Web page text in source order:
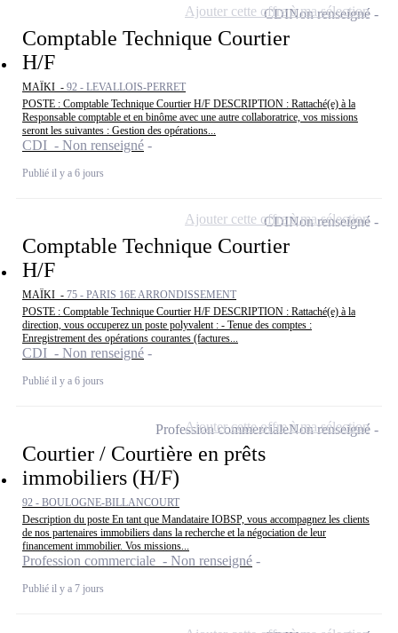
Comptable Technique Courtier
H/F
MAÏKI - 92 - LEVALLOIS-PERRET
POSTE : Comptable Technique Courtier H/F DESCRIPTION : Rattaché(e) à la
Responsable comptable et en binôme avec une autre collaboratrice, vos missions
seront les suivantes : Gestion des opérations...
CDI - Non renseigné
Publié il y a 6 jours
CDINon renseigné
Ajouter cette offre à ma sélection
Comptable Technique Courtier
H/F
MAÏKI - 75 - PARIS 16E ARRONDISSEMENT
POSTE : Comptable Technique Courtier H/F DESCRIPTION : Rattaché(e) à la
direction, vous occuperez un poste polyvalent : - Tenue des comptes :
Enregistrement des opérations courantes (factures...
CDI - Non renseigné
Publié il y a 6 jours
CDINon renseigné
Ajouter cette offre à ma sélection
Courtier / Courtière en prêts
immobiliers (H/F)
92 - BOULOGNE-BILLANCOURT
Description du poste En tant que Mandataire IOBSP, vous accompagnez les clients
de nos partenaires immobiliers dans la recherche et la négociation de leur
financement immobilier. Vos missions...
Profession commerciale - Non renseigné
Publié il y a 7 jours
Profession commercialeNon renseigné
Ajouter cette offre à ma sélection